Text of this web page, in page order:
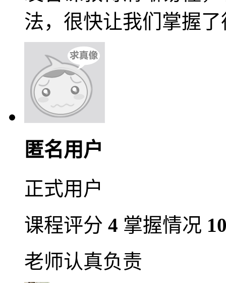
法，很快让我们掌握
匿名用户
正式用户
课程评分 4 掌握情况
老师认真负责